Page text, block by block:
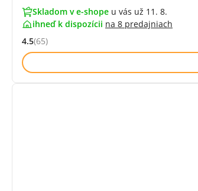
Skladom v e-shope u vás už 11. 8.
ihneď k dispozícii na 8 predajniach
Hodnocení: 4.5 z 5 (65 recenzí)
4.5(65)